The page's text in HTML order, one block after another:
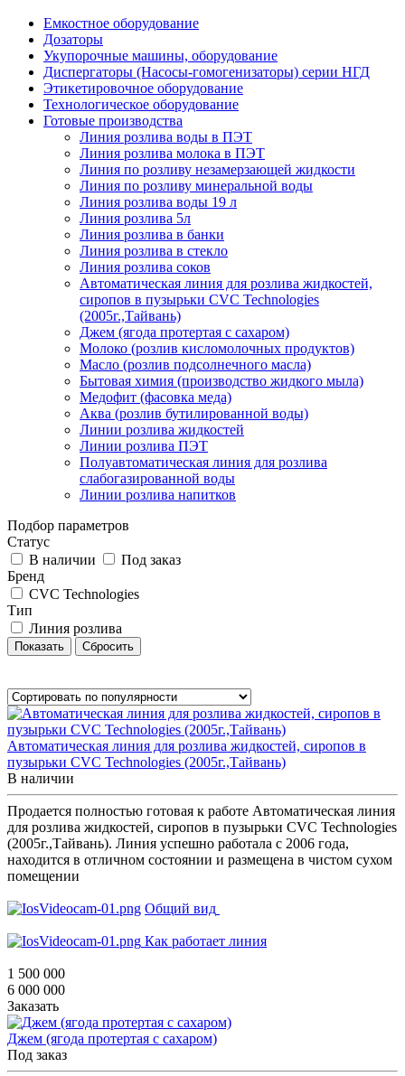
Емкостное оборудование
Дозаторы
Укупорочные машины, оборудование
Диспергаторы (Насосы-гомогенизаторы) серии НГД
Этикетировочное оборудование
Технологическое оборудование
Готовые производства
Линия розлива воды в ПЭТ
Линия розлива молока в ПЭТ
Линия по розливу незамерзающей жидкости
Линия по розливу минеральной воды
Линия розлива воды 19 л
Линия розлива 5л
Линия розлива в банки
Линия розлива в стекло
Линия розлива соков
Автоматическая линия для розлива жидкостей,
сиропов в пузырьки CVC Technologies
(2005г.,Тайвань)
Джем (ягода протертая с сахаром)
Молоко (розлив кисломолочных продуктов)
Масло (розлив подсолнечного масла)
Бытовая химия (производство жидкого мыла)
Медофит (фасовка меда)
Аква (розлив бутилированной воды)
Линии розлива жидкостей
Линии розлива ПЭТ
Полуавтоматическая линия для розлива
слабогазированной воды
Линии розлива напитков
Подбор параметров
Статус
В наличии
Под заказ
Бренд
CVC Technologies
Тип
Линия розлива
Автоматическая линия для розлива жидкостей, сиропов в
пузырьки CVC Technologies (2005г.,Тайвань)
В наличии
Продается полностью готовая к работе Автоматическая линия
для розлива жидкостей, сиропов в пузырьки CVC Technologies
(2005г.,Тайвань). Линия успешно работала с 2006 года,
находится в отличном состоянии и размещена в чистом сухом
помещении
Общий вид
Как работает линия
1 500 000
6 000 000
Заказать
Джем (ягода протертая с сахаром)
Под заказ